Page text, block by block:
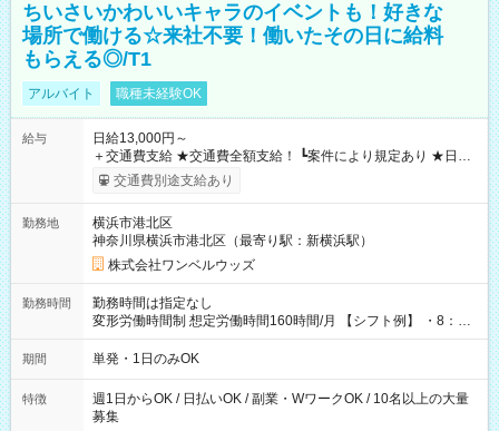
ちいさいかわいいキャラのイベントも！好きな
場所で働ける☆来社不要！働いたその日に給料
もらえる◎/T1
アルバイト 職種未経験OK
給与
日給13,000円～
＋交通費支給 ★交通費全額支給！ ┗案件により規定あり ★日払
いOK！（規定あり） ┗働いたその日に現金GET♪ お仕事後はコ
ンビニATMから 日払い分を引き落とせます！ 【試用期間】試
交通費別途支給あり
勤務地
横浜市港北区
神奈川県横浜市港北区（最寄り駅：新横浜駅）
株式会社ワンベルウッズ
勤務時間
勤務時間は指定なし
変形労働時間制 想定労働時間160時間/月 【シフト例】 ・8：00
～21：00
期間 単発・1日のみOK
特徴
週1日からOK / 日払いOK / 副業・WワークOK / 10名以上の大量
募集